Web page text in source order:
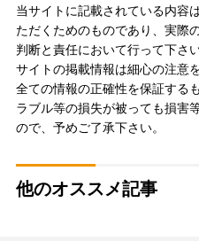
当サイトに記載されている内容
ただくためのものであり、実際
判断と責任において行って下さ
サイトの掲載情報は細心の注意
全ての情報の正確性を保証する
ラブル等の損失が被っても損害
ので、予めご了承下さい。
他のオススメ記事